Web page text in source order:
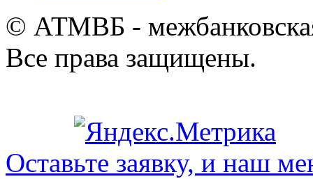
© АТМВБ -
Все права защищены.
Оставьте заявку, и наш